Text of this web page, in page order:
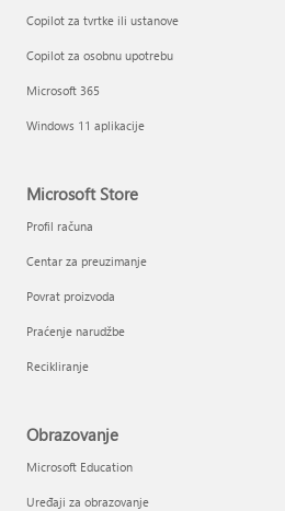
Copilot za tvrtke ili ustanove
Copilot za osobnu upotrebu
Microsoft 365
Windows 11 aplikacije
Microsoft Store
Profil računa
Centar za preuzimanje
Povrat proizvoda
Praćenje narudžbe
Recikliranje
Obrazovanje
Microsoft Education
Uređaji za obrazovanje